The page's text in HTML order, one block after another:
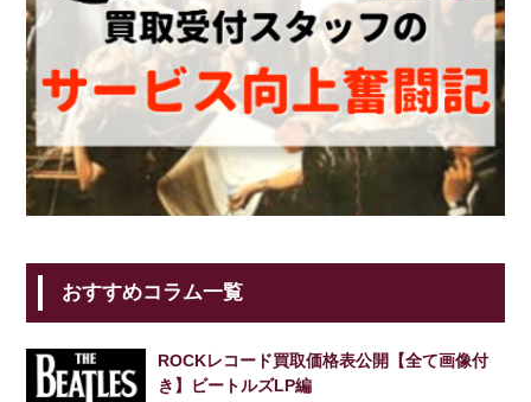
おすすめコラム一覧
ROCKレコード買取価格表公開【全て画像付
き】ビートルズLP編